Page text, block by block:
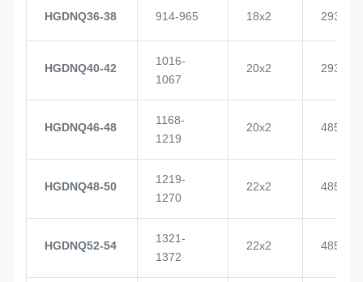
HGDNQ36-38 914-965 18x2 2937
HGDNQ40-42
1016-
1067
20x2 2937
HGDNQ46-48
1168-
1219
20x2 4855
HGDNQ48-50
1219-
1270
22x2 4855
HGDNQ52-54
1321-
1372
22x2 4855